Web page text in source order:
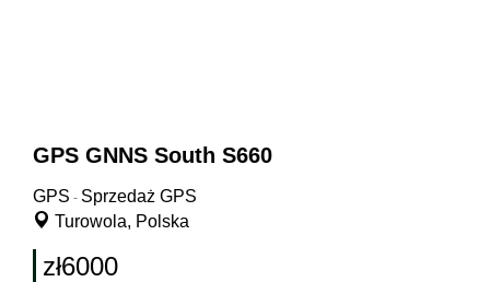
GPS GNNS South S660
GPS - Sprzedaż GPS
Turowola, Polska
zł6000